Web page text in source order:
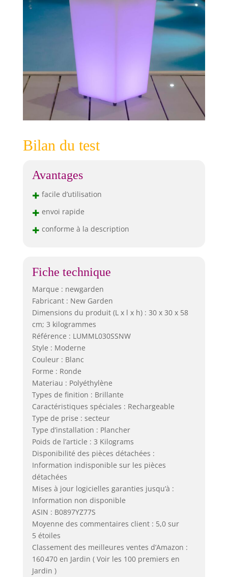
Bilan du test
Avantages
+ facile d’utilisation
+ envoi rapide
+ conforme à la description
Fiche technique
Marque : newgarden
Fabricant : New Garden
Dimensions du produit (L x l x h) : 30 x 30 x 58
cm; 3 kilogrammes
Référence : LUMML030SSNW
Style : Moderne
Couleur : Blanc
Forme : Ronde
Materiau : Polyéthylène
Types de finition : Brillante
Caractéristiques spéciales : Rechargeable
Type de prise : secteur
Type d’installation : Plancher
Poids de l’article : 3 Kilograms
Disponibilité des pièces détachées :
Information indisponible sur les pièces
détachées
Mises à jour logicielles garanties jusqu’à :
Information non disponible
ASIN : B0897YZ77S
Moyenne des commentaires client : 5,0 sur
5 étoiles
Classement des meilleures ventes d’Amazon :
160 470 en Jardin ( Voir les 100 premiers en
Jardin )